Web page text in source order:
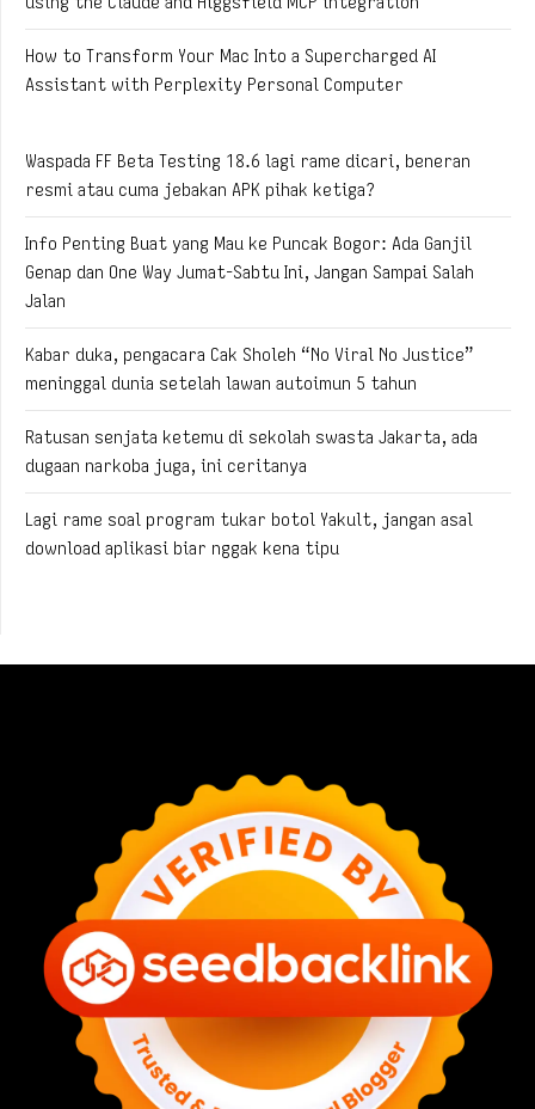
How to Transform Your Mac Into a Supercharged AI
Assistant with Perplexity Personal Computer
Waspada FF Beta Testing 18.6 lagi rame dicari, beneran
resmi atau cuma jebakan APK pihak ketiga?
Info Penting Buat yang Mau ke Puncak Bogor: Ada Ganjil
Genap dan One Way Jumat-Sabtu Ini, Jangan Sampai Salah
Jalan
Kabar duka, pengacara Cak Sholeh “No Viral No Justice”
meninggal dunia setelah lawan autoimun 5 tahun
Ratusan senjata ketemu di sekolah swasta Jakarta, ada
dugaan narkoba juga, ini ceritanya
Lagi rame soal program tukar botol Yakult, jangan asal
download aplikasi biar nggak kena tipu